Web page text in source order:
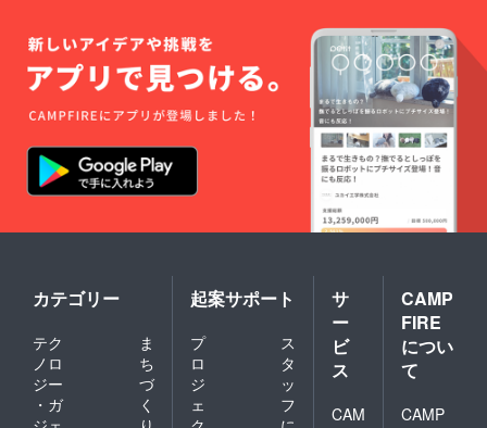
カテゴリー
テク
ノロ
ジー
・ガ
ま
ち
づ
く
起案サポート
プ
ロ
ジ
ェ
ス
タ
ッ
フ
サ
ー
ビ
ス
CAM
CAMP
FIRE
につい
て
CAMP